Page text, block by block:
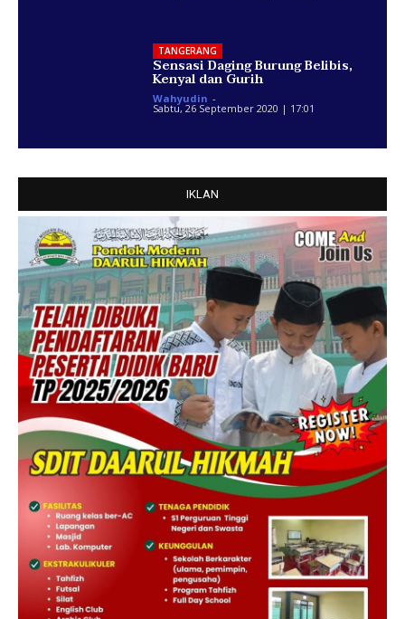
TANGERANG
Sensasi Daging Burung Belibis,
Kenyal dan Gurih
Wahyudin -
Sabtu, 26 September 2020 | 17:01
IKLAN